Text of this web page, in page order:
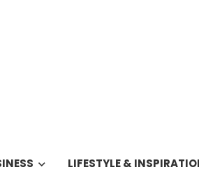
LIFESTYLE &